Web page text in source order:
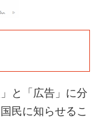
と「広告」に分
民に知らせるこ